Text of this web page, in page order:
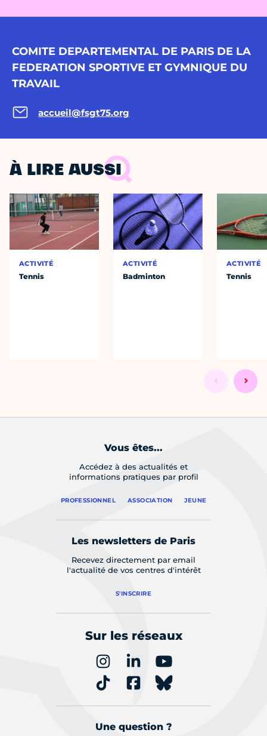
COMITE DEPARTEMENTAL DE PARIS DE LA
FEDERATION SPORTIVE ET GYMNIQUE DU
TRAVAIL
accueil@fsgt75.org
À LIRE AUSSI
ACTIVITÉ
Tennis
ACTIVITÉ
Badminton
ACTIVITÉ
Tennis
Vous êtes...
Accédez à des actualités et
informations pratiques par profil
PROFESSIONNEL ASSOCIATION JEUNE
Les newsletters de Paris
Recevez directement par email
l'actualité de vos centres d'intérêt
S'INSCRIRE
Sur les réseaux
Une question ?